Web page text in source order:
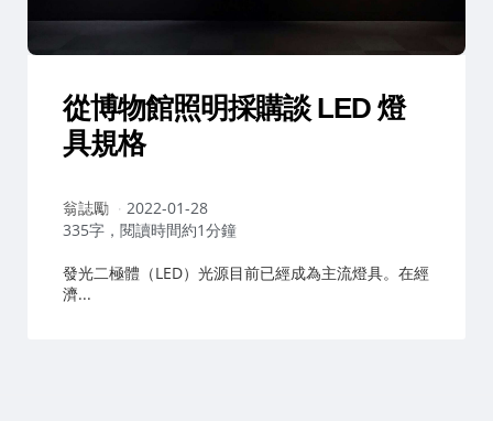
從博物館照明採購談 LED 燈
具規格
作
者：
翁誌勵
2022-01-28
335字，閱讀時間約1分鐘
發光二極體（LED）光源目前已經成為主流燈具。在經
濟...